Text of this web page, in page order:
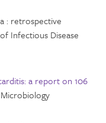
: retrospective
Infectious Disease
a report on 106